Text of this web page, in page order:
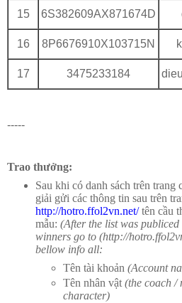
15
6S382609AX871674D
16
8P6676910X103715N
17
3475233184
-----
Trao thưởng:
Sau khi có danh sách trên trang
giải gửi các thông tin sau trên
http://hotro.ffol2vn.net/tên cầu
mẫu: (After the list was publiced
winners go to (http://
bellow info all:
Tên tài khoản (Account
Tên nhân vật(the coach /
character)